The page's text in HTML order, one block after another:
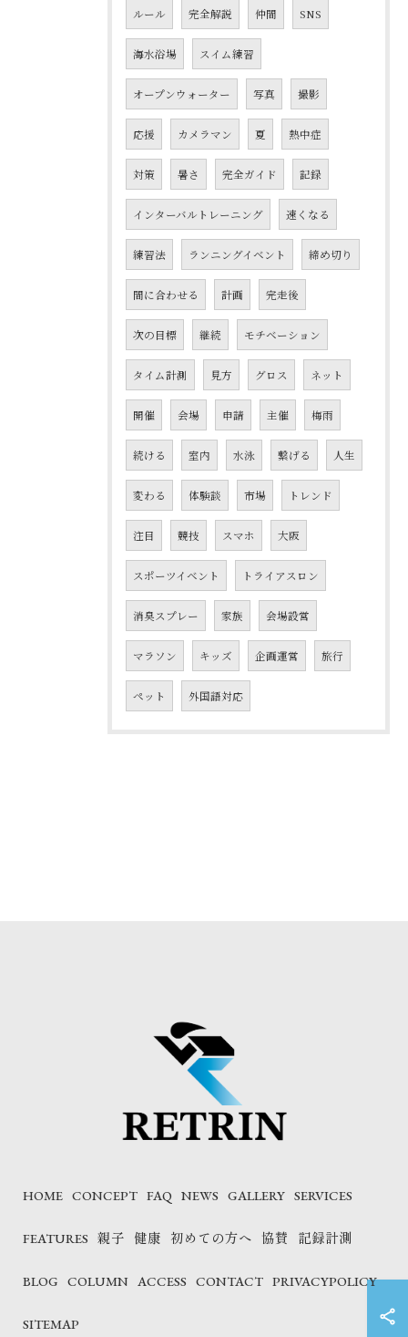
ルール 完全解説 仲間 SNS
海水浴場 スイム練習
オープンウォーター 写真 撮影
応援 カメラマン 夏 熱中症
対策 暑さ 完全ガイド 記録
インターバルトレーニング 速くなる
練習法 ランニングイベント 締め切り
間に合わせる 計画 完走後
次の目標 継続 モチベーション
タイム計測 見方 グロス ネット
開催 会場 申請 主催 梅雨
続ける 室内 水泳 繋げる 人生
変わる 体験談 市場 トレンド
注目 競技 スマホ 大阪
スポーツイベント トライアスロン
消臭スプレー 家族 会場設営
マラソン キッズ 企画運営 旅行
ペット 外国語対応
HOME CONCEPT FAQ NEWS GALLERY SERVICES
FEATURES 親子 健康 初めての方へ 協賛 記録計測
BLOG COLUMN ACCESS CONTACT PRIVACYPOLICY
SITEMAP